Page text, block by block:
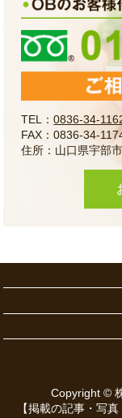
TEL：0836-34-
FAX：0836-34-
住所：山口県宇部
Copyright ©
【掲載の記事・写